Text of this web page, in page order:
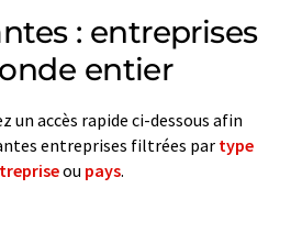
: entreprises
entier
un accès rapide ci-dessous afin
entreprises filtrées par type
ou pays.